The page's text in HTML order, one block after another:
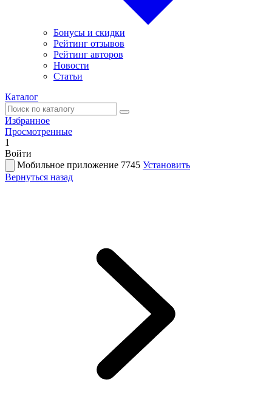
Бонусы и скидки
Рейтинг отзывов
Рейтинг авторов
Новости
Статьи
Каталог
Избранное
Просмотренные
1
Войти
Мобильное приложение 7745 Установить
Вернуться назад